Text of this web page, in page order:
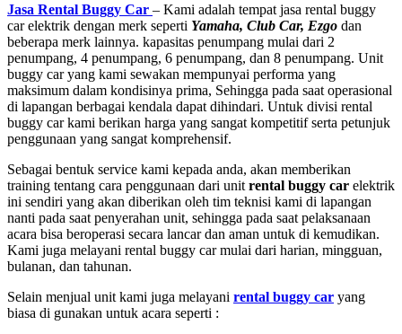
Jasa Rental Buggy Car – Kami adalah tempat jasa rental buggy
car elektrik dengan merk seperti Yamaha, Club Car, Ezgo dan
beberapa merk lainnya. kapasitas penumpang mulai dari 2
penumpang, 4 penumpang, 6 penumpang, dan 8 penumpang. Unit
buggy car yang kami sewakan mempunyai performa yang
maksimum dalam kondisinya prima, Sehingga pada saat operasional
di lapangan berbagai kendala dapat dihindari. Untuk divisi rental
buggy car kami berikan harga yang sangat kompetitif serta petunjuk
penggunaan yang sangat komprehensif.
Sebagai bentuk service kami kepada anda, akan memberikan
training tentang cara penggunaan dari unit rental buggy car elektrik
ini sendiri yang akan diberikan oleh tim teknisi kami di lapangan
nanti pada saat penyerahan unit, sehingga pada saat pelaksanaan
acara bisa beroperasi secara lancar dan aman untuk di kemudikan.
Kami juga melayani rental buggy car mulai dari harian, mingguan,
bulanan, dan tahunan.
Selain menjual unit kami juga melayani rental buggy car yang
biasa di gunakan untuk acara seperti :